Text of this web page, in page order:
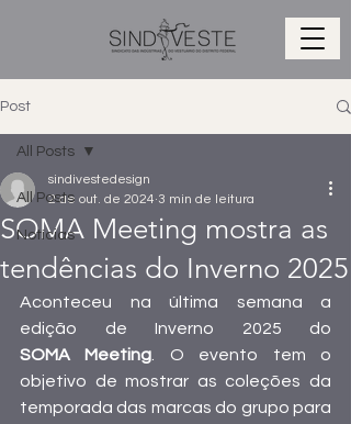
Post
All Posts
Notícias
All Posts
SOMA Meeting mostra as
tendências do Inverno 2025
sindivestedesign
2 de out. de 2024 3 min de leitura
Aconteceu na última semana a
SOMA Meeting . O evento tem o
objetivo de mostrar as coleções da
temporada das marcas do grupo para